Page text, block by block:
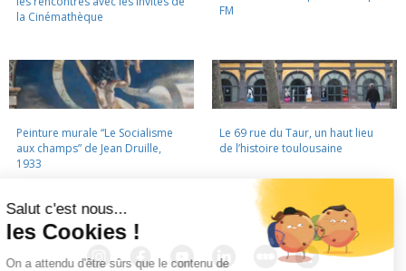
la Cinémathèque
FM
Peinture murale “Le Socialisme
aux champs” de Jean Druille,
1933
Le 69 rue du Taur, un haut lieu
de l’histoire toulousaine